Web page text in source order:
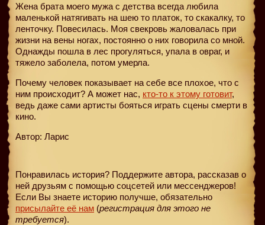
Жена брата моего мужа с детства всегда любила
маленькой натягивать на шею то платок, то скакалку, то
ленточку. Повесилась. Моя свекровь жаловалась при
жизни на вены ногах, постоянно о них говорила со мной.
Однажды пошла в лес прогуляться, упала в овраг, и
тяжело заболела, потом умерла.
Почему человек показывает на себе все плохое, что с
ним происходит? А может нас, кто-то к этому готовит,
ведь даже сами артисты бояться играть сцены смерти в
кино.
Автор: Ларис
Понравилась история? Поддержите автора, рассказав о
ней друзьям с помощью соцсетей или мессенджеров!
Если Вы знаете историю получше, обязательно
присылайте её нам (регистрация для этого не
требуется).